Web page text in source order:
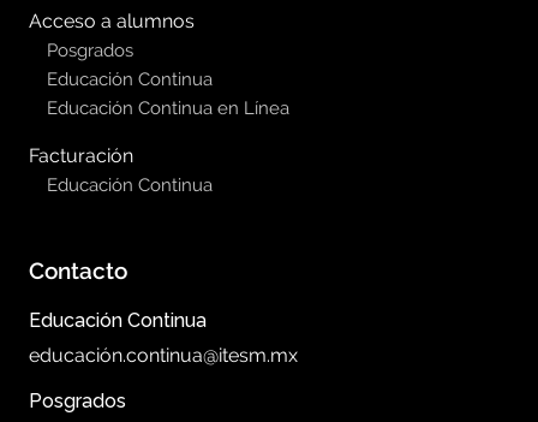
Acceso a alumnos
Posgrados
Educación Continua
Educación Continua en Línea
Facturación
Educación Continua
Contacto
Educación Continua
educación.continua@itesm.mx
Posgrados